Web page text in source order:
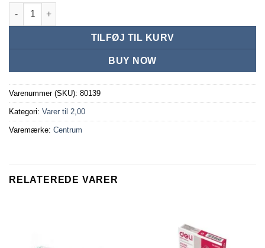
Blyant Spidser i metal antal
TILFØJ TIL KURV
BUY NOW
Varenummer (SKU): 80139
Kategori: Varer til 2,00
Varemærke: Centrum
RELATEREDE VARER